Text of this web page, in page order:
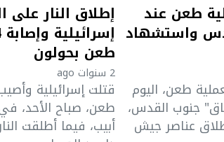
طعن عند
واستشهاد
طعن، اليوم
جنوب القدس،
عناصر جيش
إطلاق النار على
طعن بحولون
2 سنوات ago
قتلت إسرائيلية
طعن، صباح الأحد،
أبيب، فيما أطلقت